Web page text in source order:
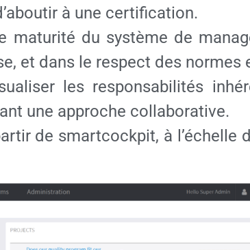
à une certification.
maturité du système de
et dans le respect des normes
les responsabilités
une approche collaborative.
de smartcockpit, à l’échelle